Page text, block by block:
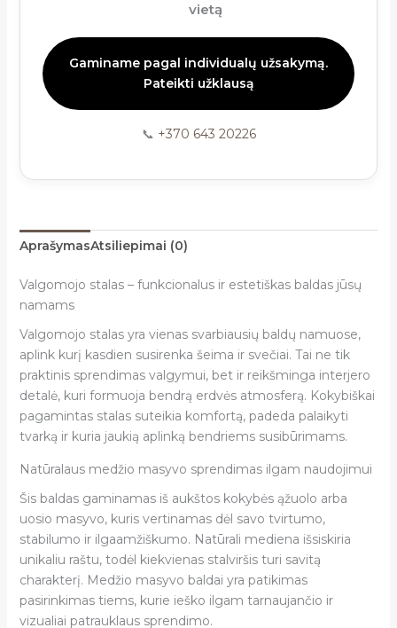
vietą
Gaminame pagal individualų užsakymą.
Pateikti užklausą
📞 +370 643 20226
AprašymasAtsiliepimai (0)
Valgomojo stalas – funkcionalus ir estetiškas baldas jūsų
namams
Valgomojo stalas yra vienas svarbiausių baldų namuose,
aplink kurį kasdien susirenka šeima ir svečiai. Tai ne tik
praktinis sprendimas valgymui, bet ir reikšminga interjero
detalė, kuri formuoja bendrą erdvės atmosferą. Kokybiškai
pagamintas stalas suteikia komfortą, padeda palaikyti
tvarką ir kuria jaukią aplinką bendriems susibūrimams.
Natūralaus medžio masyvo sprendimas ilgam naudojimui
Šis baldas gaminamas iš aukštos kokybės ąžuolo arba
uosio masyvo, kuris vertinamas dėl savo tvirtumo,
stabilumo ir ilgaamžiškumo. Natūrali mediena išsiskiria
unikaliu raštu, todėl kiekvienas stalviršis turi savitą
charakterį. Medžio masyvo baldai yra patikimas
pasirinkimas tiems, kurie ieško ilgam tarnaujančio ir
vizualiai patrauklaus sprendimo.